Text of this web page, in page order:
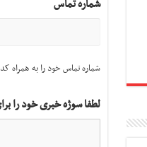
شماره تماس
شماره تماس خود را به همراه
لطفا سوژه خبری خود را